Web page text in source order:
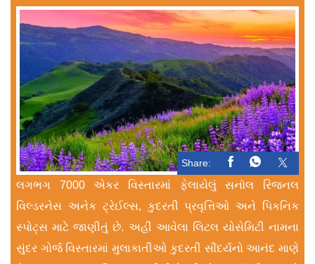
Share:
લગભગ 7000 એકર વિસ્તારમાં ફેલાયેલું સનૉલ રિજનલ
વિલ્ડરનેસ અનેક ટ્રેઈલ્સ, કુદરતી પ્રવૃત્તિઓ અને પિકનિક
સ્પોટ્સ માટે જાણીતું છે. અહીં આવેલા લિટલ યોસેમિટી નામના
સુંદર ગોર્જ વિસ્તારમાં મુલાકાતીઓ કુદરતી સૌંદર્યનો આનંદ માણે